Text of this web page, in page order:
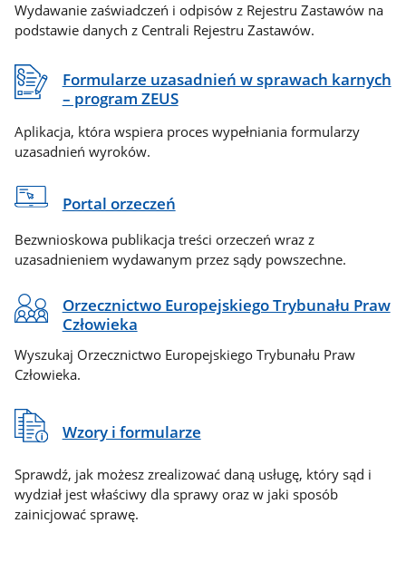
Wydawanie zaświadczeń i odpisów z Rejestru Zastawów na
podstawie danych z Centrali Rejestru Zastawów.
Formularze uzasadnień w sprawach karnych
– program ZEUS
Aplikacja, która wspiera proces wypełniania formularzy
uzasadnień wyroków.
Portal orzeczeń
Bezwnioskowa publikacja treści orzeczeń wraz z
uzasadnieniem wydawanym przez sądy powszechne.
Orzecznictwo Europejskiego Trybunału Praw
Człowieka
Wyszukaj Orzecznictwo Europejskiego Trybunału Praw
Człowieka.
Wzory i formularze
Sprawdź, jak możesz zrealizować daną usługę, który sąd i
wydział jest właściwy dla sprawy oraz w jaki sposób
zainicjować sprawę.